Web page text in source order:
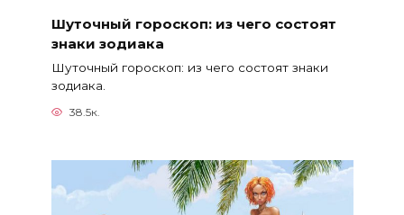
Шуточный гороскоп: из чего состоят
знаки зодиака
Шуточный гороскоп: из чего состоят знаки
зодиака.
38.5к.